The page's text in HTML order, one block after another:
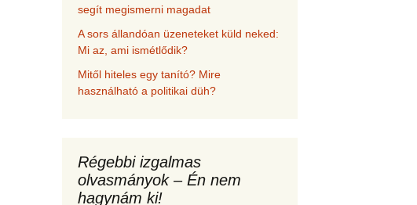
segít megismerni magadat
A sors állandóan üzeneteket küld neked:
Mi az, ami ismétlődik?
Mitől hiteles egy tanító? Mire
használható a politikai düh?
Régebbi izgalmas
olvasmányok – Én nem
hagynám ki!